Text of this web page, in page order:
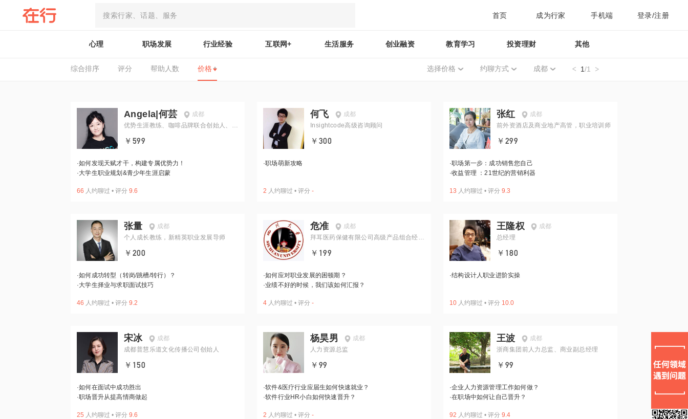
首页 成为行家 手机端 登录/注册
心理 职场发展 行业经验 互联网+ 生活服务 创业融资 教育学习 投资理财 其他
综合排序 评分 帮助人数 价格 选择价格 约聊方式 成都 1/1
Angela|何芸
成都
优势生涯教练、咖啡品牌联合创始人、快
￥599
·如何发现天赋才干，构建专属优势力！
·大学生职业规划&青少年生涯启蒙
66 人约聊过 • 评分 9.6
何飞
成都
Insightcode高级咨询顾问
￥300
·职场萌新攻略
2 人约聊过 • 评分 -
张红
成都
前外资酒店及商业地产高管，职业培训师
￥299
·职场第一步：成功销售您自己
·收益管理 ：21世纪的营销利器
13 人约聊过 • 评分 9.3
张量
成都
个人成长教练，新精英职业发展导师
￥200
·如何成功转型（转岗/跳槽/转行）？
·大学生择业与求职面试技巧
46 人约聊过 • 评分 9.2
危准
成都
拜耳医药保健有限公司高级产品组合经
￥199
·如何应对职业发展的困顿期？
·业绩不好的时候，我们该如何汇报？
4 人约聊过 • 评分 -
王隆权
成都
总经理
￥180
·结构设计人职业进阶实操
10 人约聊过 • 评分 10.0
宋冰
成都
成都普慧乐道文化传播公司创始人
￥150
·如何在面试中成功胜出
·职场晋升从提高情商做起
25 人约聊过 • 评分 9.6
杨昊男
成都
人力资源总监
￥99
·软件&医疗行业应届生如何快速就业？
·软件行业HR小白如何快速晋升？
2 人约聊过 • 评分 -
王波
成都
浙商集团前人力总监、商业副总经理
￥99
·企业人力资源管理工作如何做？
·在职场中如何让自己晋升？
92 人约聊过 • 评分 9.4